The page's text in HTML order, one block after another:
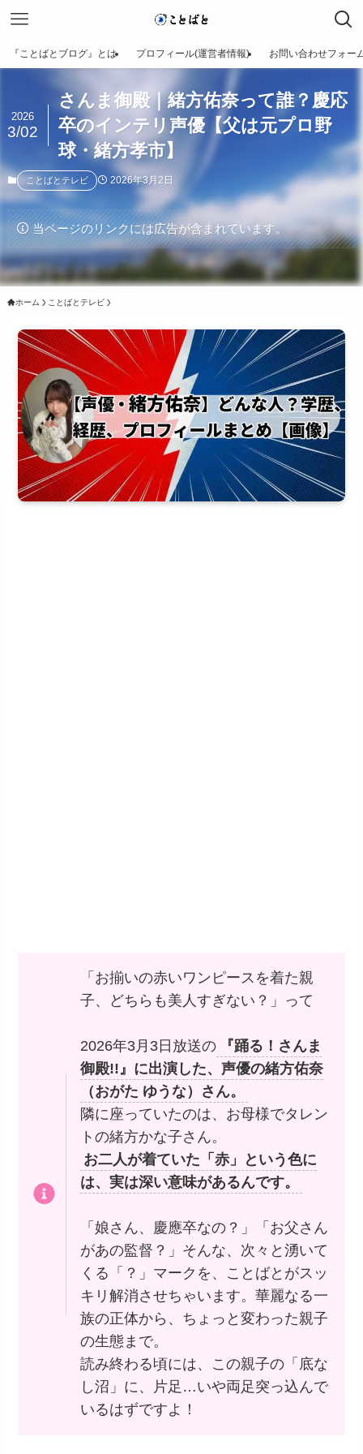
『ことばとブログ』とは プロフィール(運営者情報) お問い合わせフォー
さんま御殿｜緒方佑奈って誰？慶応
卒のインテリ声優【父は元プロ野
球・緒方孝市】
2026
3/02
ことばとテレビ 2026年3月2日
当ページのリンクには広告が含まれています。
ホーム ことばとテレビ
「お揃いの赤いワンピースを着た親
子、どちらも美人すぎない？」って
2026年3月3日放送の
『踊る！さんま
御殿!!』に出演した、声優の緒方佑奈
（おがた ゆうな）さん。
隣に座っていたのは、お母様でタレン
トの緒方かな子さん。
お二人が着ていた「赤」という色に
は、実は深い意味があるんです。
「娘さん、慶應卒なの？」「お父さん
があの監督？」そんな、次々と湧いて
くる「？」マークを、ことばとがスッ
キリ解消させちゃいます。華麗なる一
族の正体から、ちょっと変わった親子
の生態まで。
読み終わる頃には、この親子の「底な
し沼」に、片足…いや両足突っ込んで
いるはずですよ！